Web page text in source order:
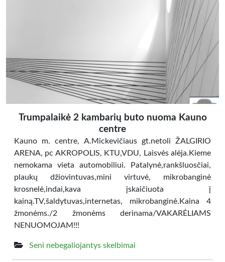
Trumpalaikė 2 kambarių buto nuoma Kauno
centre
Kauno m. centre, A.Mickevičiaus gt.netoli ŽALGIRIO
ARENA, pc AKROPOLIS, KTU,VDU, Laisvės alėja.Kieme
nemokama vieta automobiliui. Patalynė,rankšluosčiai,
plaukų džiovintuvas,mini virtuvė, mikrobanginė
krosnelė,indai,kava įskaičiuota į
kainą.TV,šaldytuvas,internetas, mikrobanginė.Kaina 4
žmonėms./2 žmonėms derinama/VAKARĖLIAMS
NENUOMOJAM!!!
Seni nebegaliojantys skelbimai